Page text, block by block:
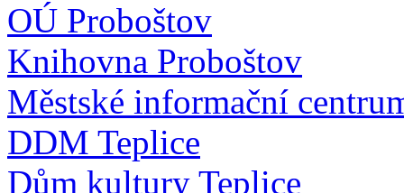
OÚ Proboštov
Knihovna Proboštov
Městské informační
DDM Teplice
Dům kultury Teplice